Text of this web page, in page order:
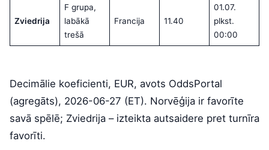
Zviedrija
F grupa,
labākā
trešā
Francija 11.40
01.07.
plkst.
00:00
Decimālie koeficienti, EUR, avots OddsPortal
(agregāts), 2026-06-27 (ET). Norvēģija ir favorīte
savā spēlē; Zviedrija – izteikta autsaidere pret turnīra
favorīti.